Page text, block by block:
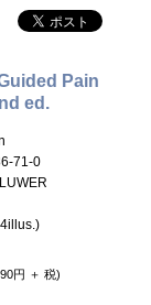
Pain
ed.
71-0
円 ＋ 税)